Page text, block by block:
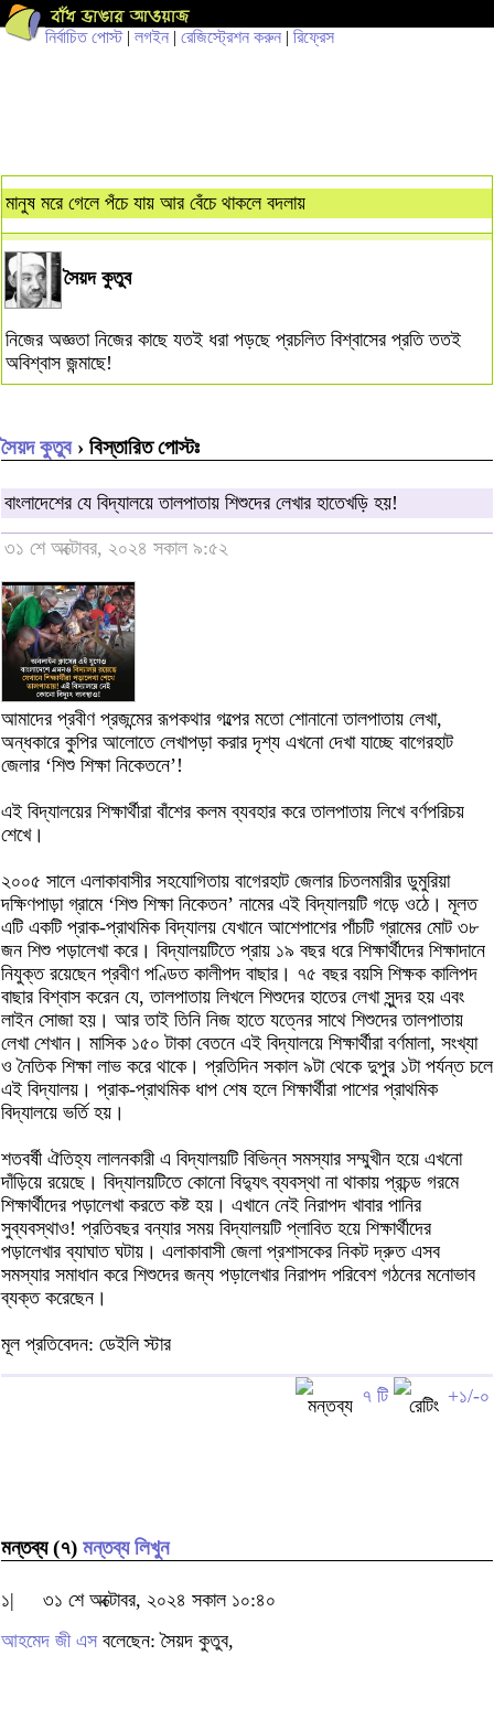
নির্বাচিত পোস্ট| লগইন | রেজিস্ট্রেশন করুন | রিফ্রেস
মানুষ মরে গেলে পঁচে যায় আর বেঁচে থাকলে বদলায়
সৈয়দ কুতুব
নিজের অজ্ঞতা নিজের কাছে যতই ধরা পড়ছে প্রচলিত বিশ্বাসের প্রতি ততই
অবিশ্বাস জন্মাছে!
সৈয়দ কুতুব› বিস্তারিত পোস্টঃ
বাংলাদেশের যে বিদ্যালয়ে তালপাতায় শিশুদের লেখার হাতেখড়ি হয়!
৩১ শে অক্টোবর, ২০২৪ সকাল ৯:৫২
আমাদের প্রবীণ প্রজন্মের রূপকথার গল্পের মতো শোনানো তালপাতায় লেখা,
অন্ধকারে কুপির আলোতে লেখাপড়া করার দৃশ্য এখনো দেখা যাচ্ছে বাগেরহাট
জেলার ‘শিশু শিক্ষা নিকেতনে’!
এই বিদ্যালয়ের শিক্ষার্থীরা বাঁশের কলম ব্যবহার করে তালপাতায় লিখে বর্ণপরিচয়
শেখে।
২০০৫ সালে এলাকাবাসীর সহযোগিতায় বাগেরহাট জেলার চিতলমারীর ডুমুরিয়া
দক্ষিণপাড়া গ্রামে ‘শিশু শিক্ষা নিকেতন’ নামের এই বিদ্যালয়টি গড়ে ওঠে। মূলত
এটি একটি প্রাক-প্রাথমিক বিদ্যালয় যেখানে আশেপাশের পাঁচটি গ্রামের মোট ৩৮
জন শিশু পড়ালেখা করে। বিদ্যালয়টিতে প্রায় ১৯ বছর ধরে শিক্ষার্থীদের শিক্ষাদানে
নিযুক্ত রয়েছেন প্রবীণ পণ্ডিত কালীপদ বাছার। ৭৫ বছর বয়সি শিক্ষক কালিপদ
বাছার বিশ্বাস করেন যে, তালপাতায় লিখলে শিশুদের হাতের লেখা সুন্দর হয় এবং
লাইন সোজা হয়। আর তাই তিনি নিজ হাতে যত্নের সাথে শিশুদের তালপাতায়
লেখা শেখান। মাসিক ১৫০ টাকা বেতনে এই বিদ্যালয়ে শিক্ষার্থীরা বর্ণমালা, সংখ্যা
ও নৈতিক শিক্ষা লাভ করে থাকে। প্রতিদিন সকাল ৯টা থেকে দুপুর ১টা পর্যন্ত চলে
এই বিদ্যালয়। প্রাক-প্রাথমিক ধাপ শেষ হলে শিক্ষার্থীরা পাশের প্রাথমিক
বিদ্যালয়ে ভর্তি হয়।
শতবর্ষী ঐতিহ্য লালনকারী এ বিদ্যালয়টি বিভিন্ন সমস্যার সম্মুখীন হয়ে এখনো
দাঁড়িয়ে রয়েছে। বিদ্যালয়টিতে কোনো বিদ্যুৎ ব্যবস্থা না থাকায় প্রচন্ড গরমে
শিক্ষার্থীদের পড়ালেখা করতে কষ্ট হয়। এখানে নেই নিরাপদ খাবার পানির
সুব্যবস্থাও! প্রতিবছর বন্যার সময় বিদ্যালয়টি প্লাবিত হয়ে শিক্ষার্থীদের
পড়ালেখার ব্যাঘাত ঘটায়। এলাকাবাসী জেলা প্রশাসকের নিকট দ্রুত এসব
সমস্যার সমাধান করে শিশুদের জন্য পড়ালেখার নিরাপদ পরিবেশ গঠনের মনোভাব
ব্যক্ত করেছেন।
মূল প্রতিবেদন: ডেইলি স্টার
৭ টি +১/-০
মন্তব্য (৭) মন্তব্য লিখুন
১|
৩১ শে অক্টোবর, ২০২৪ সকাল ১০:৪০
আহমেদ জী এস বলেছেন: সৈয়দ কুতুব,